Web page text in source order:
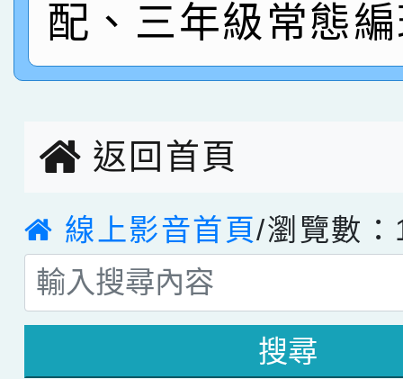
指導老師林老師
賽 劉文瑛教師榮獲教
臺灣台語-第二名
賀！本校參與2026世
市賽榮獲科學小創客佳
配、三年級常態
返回首頁
線上影音首頁/瀏覽數
搜尋